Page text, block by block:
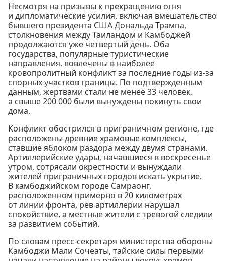
Несмотря на призывы к прекращению огня
и дипломатические усилия, включая вмешательство
бывшего президента США Дональда Трампа,
столкновения между Таиландом и Камбоджей
продолжаются уже четвертый день. Оба
государства, популярные туристические
направления, вовлечены в наиболее
кровопролитный конфликт за последние годы из-за
спорных участков границы. По подтвержденным
данным, жертвами стали не менее 33 человек,
а свыше 200 000 были вынуждены покинуть свои
дома.
Конфликт обострился в приграничном регионе, где
расположены древние храмовые комплексы,
ставшие яблоком раздора между двумя странами.
Артиллерийские удары, начавшиеся в воскресенье
утром, сотрясали окрестности и вынуждали
жителей приграничных городов искать укрытие.
В камбоджийском городе Самраонг,
расположенном примерно в 20 километрах
от линии фронта, рев артиллерии нарушал
спокойствие, а местные жители с тревогой следили
за развитием событий.
По словам пресс-секретаря министерства обороны
Камбоджи Мали Сочеаты, тайские силы первыми